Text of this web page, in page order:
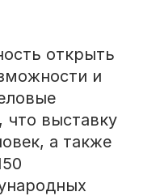
открыть
и
выставку
а также